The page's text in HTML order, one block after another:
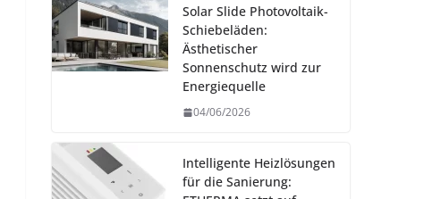
Solar Slide Photovoltaik-
Schiebeläden:
Ästhetischer
Sonnenschutz wird zur
Energiequelle
04/06/2026
Intelligente Heizlösungen
für die Sanierung: